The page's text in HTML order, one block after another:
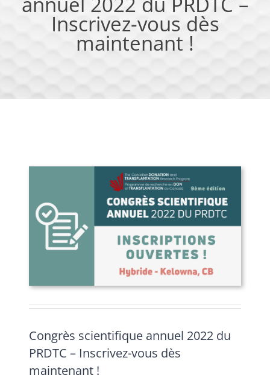
Inscrivez-vous dès
maintenant !
Congrès scientifique annuel 2022 du
PRDTC – Inscrivez-vous dès
maintenant !